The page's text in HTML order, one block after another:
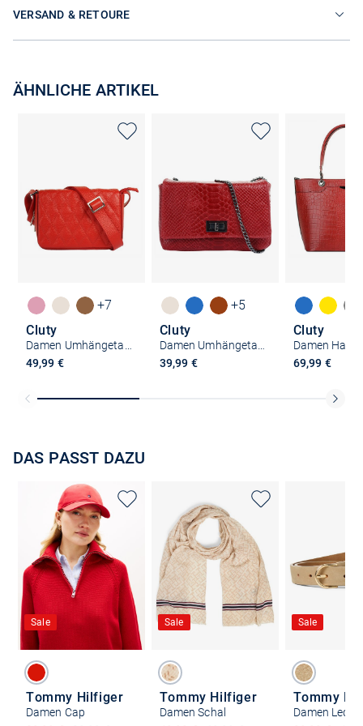
VERSAND & RETOURE
ÄHNLICHE ARTIKEL
+7
Cluty
49,99 €
+5
Cluty
39,99 €
Cluty
Damen
69,99 €
DAS PASST DAZU
Sale
Tommy Hilfiger
Damen Cap
Sale
Tommy Hilfiger
Damen Schal
Sale
Tommy
Damen